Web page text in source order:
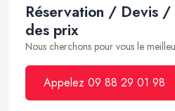
Réservation / Devis /
des prix
Nous cherchons pour vous le
Appelez 09 88 29 01 98